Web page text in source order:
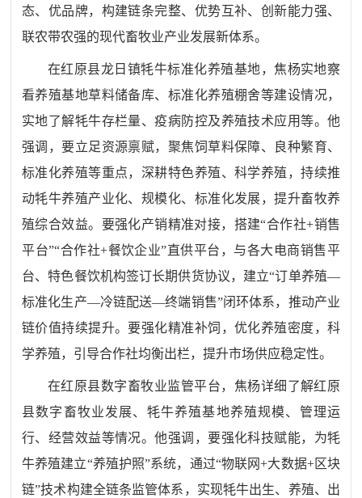
态、优品牌，构建链条完整、优势互补、创新能力强、
联农带农强的现代畜牧业产业发展新体系。
在红原县龙日镇牦牛标准化养殖基地，焦杨实地察
看养殖基地草料储备库、标准化养殖棚舍等建设情况，
实地了解牦牛存栏量、疫病防控及养殖技术应用等。他
强调，要立足资源禀赋，聚焦饲草料保障、良种繁育、
标准化养殖等重点，深耕特色养殖、科学养殖，持续推
动牦牛养殖产业化、规模化、标准化发展，提升畜牧养
殖综合效益。要强化产销精准对接，搭建“合作社+销售
平台”“合作社+餐饮企业”直供平台，与各大电商销售平
台、特色餐饮机构签订长期供货协议，建立“订单养殖—
标准化生产—冷链配送—终端销售”闭环体系，推动产业
链价值持续提升。要强化精准补饲，优化养殖密度，科
学养殖，引导合作社均衡出栏，提升市场供应稳定性。
在红原县数字畜牧业监管平台，焦杨详细了解红原
县数字畜牧业发展、牦牛养殖基地养殖规模、管理运
行、经营效益等情况。他强调，要强化科技赋能，为牦
牛养殖建立“养殖护照”系统，通过“物联网+大数据+区块
链”技术构建全链条监管体系，实现牦牛出生、养殖、出